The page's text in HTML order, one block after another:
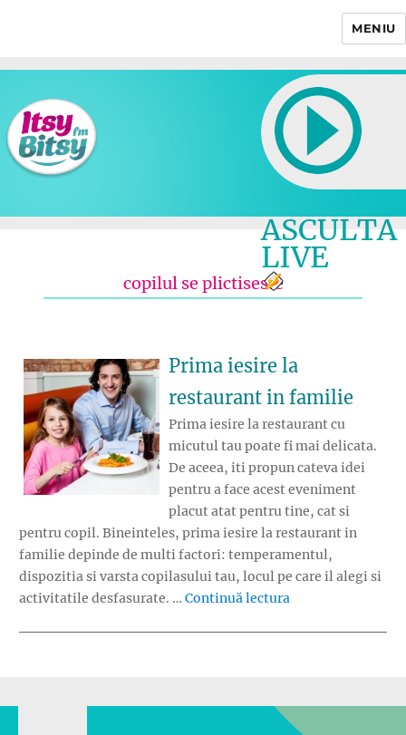
MENIU
ASCULTA
LIVE
copilul se plictiseste
Prima iesire la
restaurant in familie
Prima iesire la restaurant cu
micutul tau poate fi mai delicata.
De aceea, iti propun cateva idei
pentru a face acest eveniment
placut atat pentru tine, cat si
pentru copil. Bineinteles, prima iesire la restaurant in
familie depinde de multi factori: temperamentul,
dispozitia si varsta copilasului tau, locul pe care il alegi si
activitatile desfasurate. … Continuă lectura